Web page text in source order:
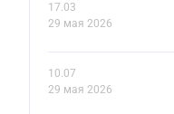
17.03
29 мая 2026
10.07
29 мая 2026